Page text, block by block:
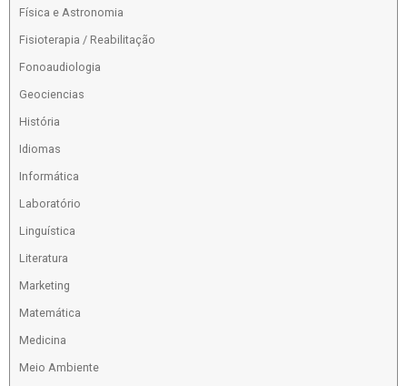
Física e Astronomia
Fisioterapia / Reabilitação
Fonoaudiologia
Geociencias
História
Idiomas
Informática
Laboratório
Linguística
Literatura
Marketing
Matemática
Medicina
Meio Ambiente